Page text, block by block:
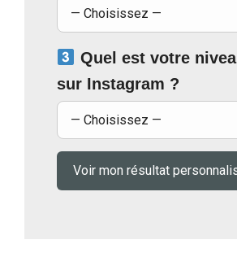
Quel est votre
sur Instagram ?
Voir mon résultat